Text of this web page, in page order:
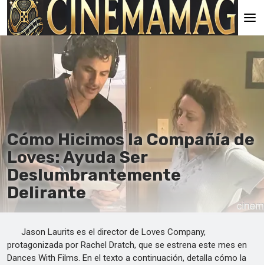
It
Cómo Hicimos la Compañía de
Loves: Ayuda Ser
Deslumbrantemente
Delirante
Jason Laurits es el director de Loves Company,
protagonizada por Rachel Dratch, que se estrena este mes en
Dances With Films. En el texto a continuación, detalla cómo la